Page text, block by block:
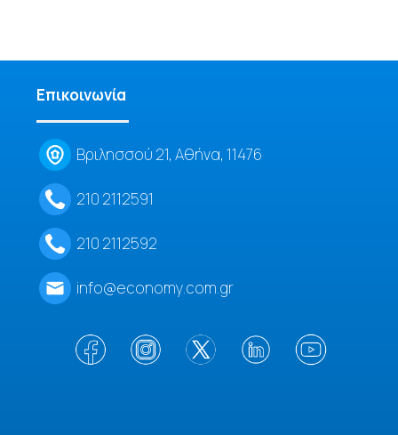
Επικοινωνία
Βριλησσού 21, Αθήνα, 11476
210 2112591
210 2112592
info@economy.com.gr